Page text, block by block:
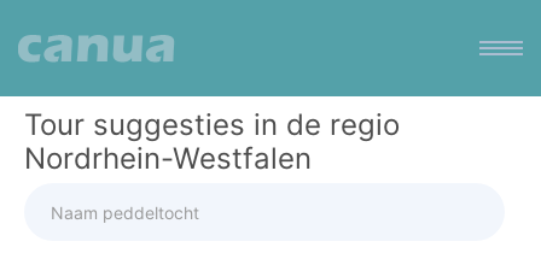
Tour suggesties in de regio
Nordrhein-Westfalen